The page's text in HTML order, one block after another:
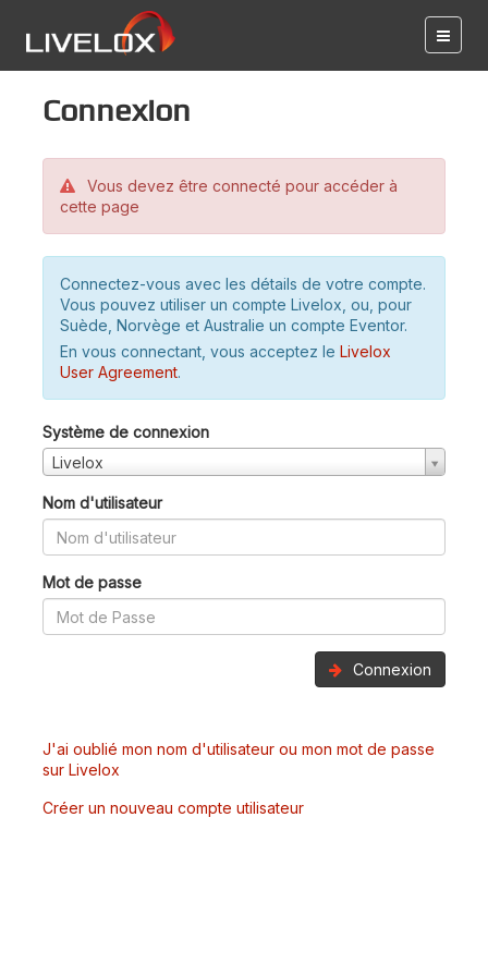
Connexion
Vous devez être connecté pour accéder à
cette page
Connectez-vous avec les détails de votre compte.
Vous pouvez utiliser un compte Livelox, ou, pour
Suède, Norvège et Australie un compte Eventor.
En vous connectant, vous acceptez le Livelox
User Agreement.
Système de connexion
Livelox
Nom d'utilisateur
Mot de passe
Connexion
J'ai oublié mon nom d'utilisateur ou mon mot de passe
sur Livelox
Créer un nouveau compte utilisateur